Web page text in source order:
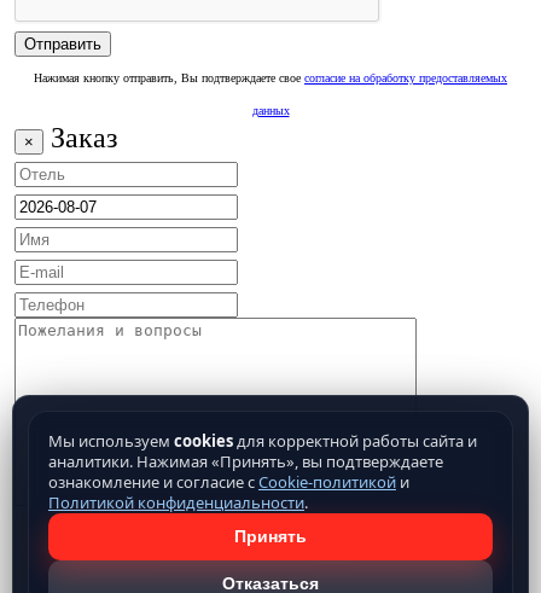
Нажимая кнопку отправить, Вы подтверждаете свое согласие на обработку предоставляемых
данных
× Заказ
Мы используем cookiesдля корректной работы сайта и
аналитики. Нажимая «Принять», вы подтверждаете
ознакомление и согласие сCookie-политикой и
Политикой конфиденциальности.
Принять
Отказаться